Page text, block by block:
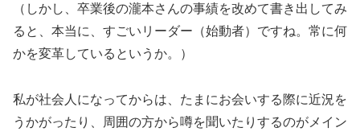
（しかし、卒業後の瀧本さんの事績を改めて書き出してみ
ると、本当に、すごいリーダー（始動者）ですね。常に何
かを変革しているというか。）
私が社会人になってからは、たまにお会いする際に近況を
うかがったり、周囲の方から噂を聞いたりするのがメイン